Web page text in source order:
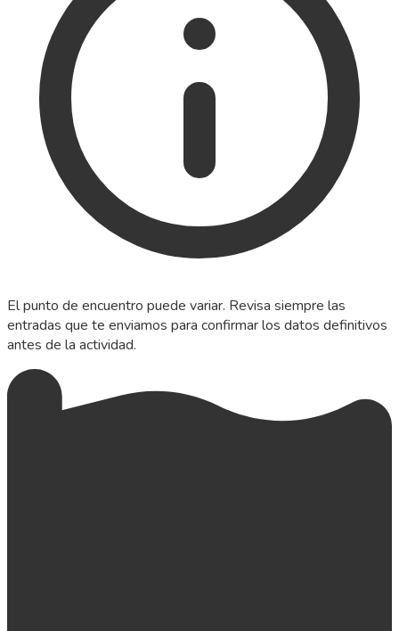
El punto de encuentro puede variar. Revisa siempre las
entradas que te enviamos para confirmar los datos definitivos
antes de la actividad.